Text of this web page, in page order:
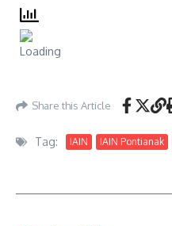
Share this Article
Tag: IAIN IAIN Pontianak